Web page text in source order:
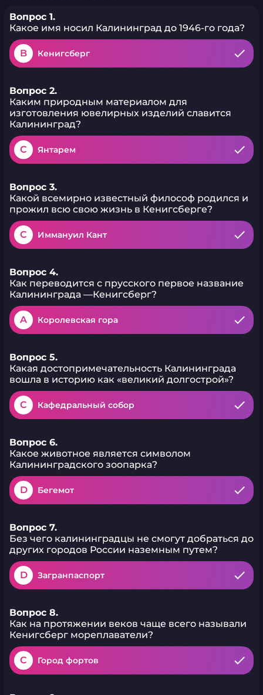
Вопрос 1.
Какое имя носил Калининград до 1946-го года?
B Кенигсберг
Вопрос 2.
Каким природным материалом для
изготовления ювелирных изделий славится
Калининград?
C Янтарем
Вопрос 3.
Какой всемирно известный философ родился и
прожил всю свою жизнь в Кенигсберге?
C Иммануил Кант
Вопрос 4.
Как переводится с прусского первое название
Калининграда —Кенигсберг?
A Королевская гора
Вопрос 5.
Какая достопримечательность Калининграда
вошла в историю как «великий долгострой»?
C Кафедральный собор
Вопрос 6.
Какое животное является символом
Калининградского зоопарка?
D Бегемот
Вопрос 7.
Без чего калининградцы не смогут добраться до
других городов России наземным путем?
D Загранпаспорт
Вопрос 8.
Как на протяжении веков чаще всего называли
Кенигсберг мореплаватели?
C Город фортов